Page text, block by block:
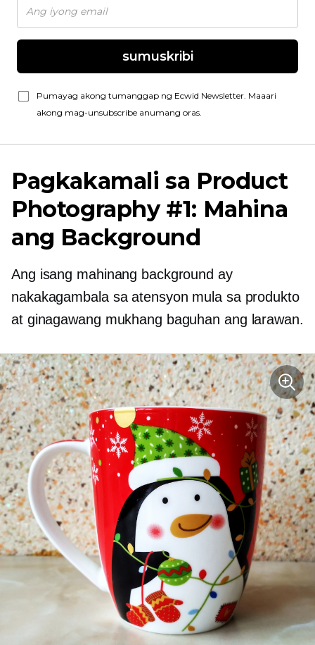
sumuskribi
Pumayag akong tumanggap ng Ecwid Newsletter. Maaari
akong mag-unsubscribe anumang oras.
Pagkakamali sa Product
Photography #1: Mahina
ang Background
Ang isang mahinang background ay
nakakagambala sa atensyon mula sa produkto
at ginagawang mukhang baguhan ang larawan.